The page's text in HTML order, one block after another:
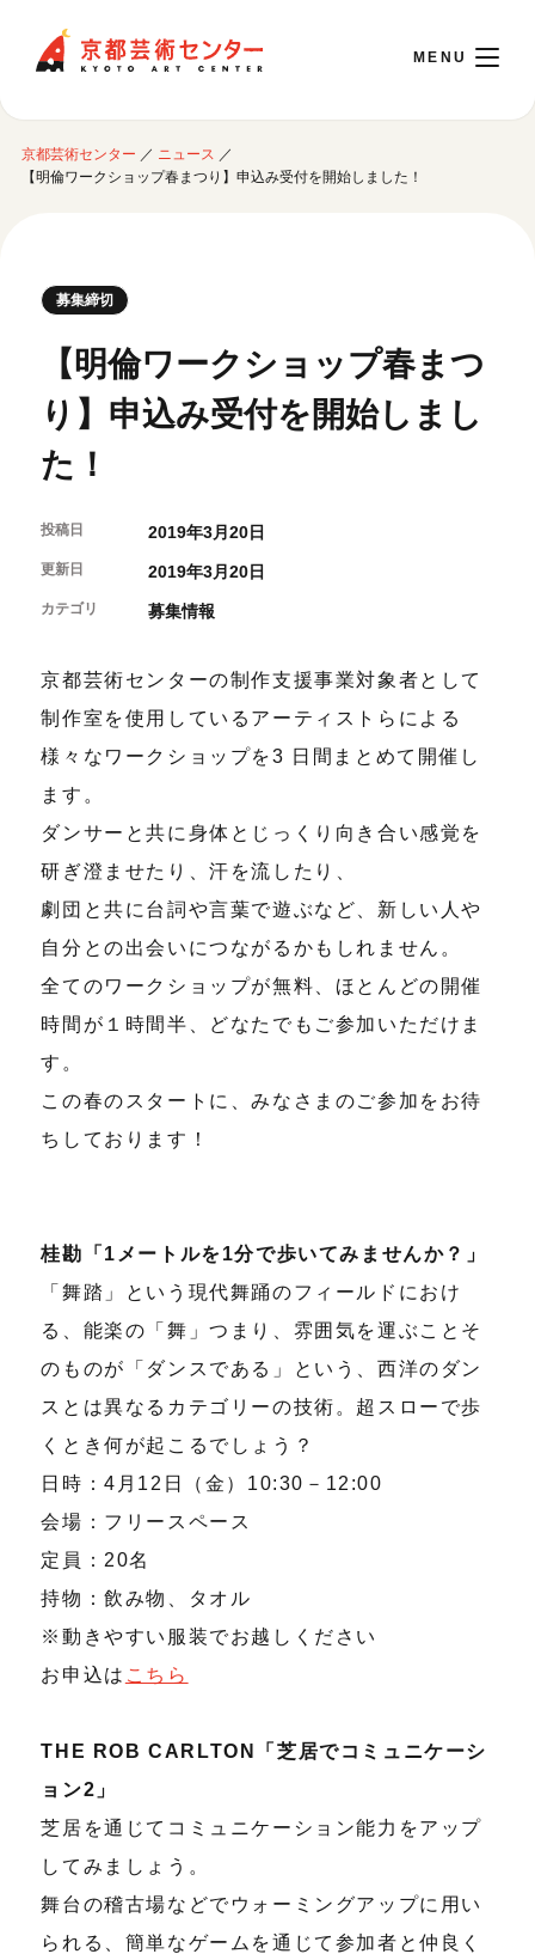
English
※チケット窓口は18:00まで／ギャラリー・図書室・情報コーナーは20:00まで／カ
ご利用案内
開館時間・アクセシビリティ
交通アクセス
カフェ・ショップ
よくあるご質問
開催中のイベント
月間スケジュール
センターのプログラム・事業
制作室を使う
制作室について
制作室の設備
ボランティア・サポーター
ボランティア
KACサポーター
京都芸術センターについて
京都芸術センターってどんなところ？
京都芸術センターの歩み
概要・理念・運営体制
連携事業のご案内
お知らせ
お問い合わせ
閲覧支援
オフィシャルSNS
京都芸術センター ／ ニュース ／
【明倫ワークショップ春まつり】申込み受付を開始しました！
募集締切
【明倫ワークショップ春まつ
り】申込み受付を開始しまし
た！
投稿日 2019年3月20日
更新日 2019年3月20日
カテゴリ 募集情報
京都芸術センターの制作支援事業対象者として
制作室を使用しているアーティストらによる
様々なワークショップを3 日間まとめて開催し
ます。
ダンサーと共に身体とじっくり向き合い感覚を
研ぎ澄ませたり、汗を流したり、
劇団と共に台詞や言葉で遊ぶなど、新しい人や
自分との出会いにつながるかもしれません。
全てのワークショップが無料、ほとんどの開催
時間が１時間半、どなたでもご参加いただけま
す。
この春のスタートに、みなさまのご参加をお待
ちしております！
桂勘「1メートルを1分で歩いてみませんか？」
「舞踏」という現代舞踊のフィールドにおけ
る、能楽の「舞」つまり、雰囲気を運ぶことそ
のものが「ダンスである」という、西洋のダン
スとは異なるカテゴリーの技術。超スローで歩
くとき何が起こるでしょう？
日時：4月12日（金）10:30－12:00
会場：フリースペース
定員：20名
持物：飲み物、タオル
※動きやすい服装でお越しください
お申込は こちら
THE ROB CARLTON「芝居でコミュニケーシ
ョン2」
芝居を通じてコミュニケーション能力をアップ
してみましょう。
舞台の稽古場などでウォーミングアップに用い
られる、簡単なゲームを通じて参加者と仲良く